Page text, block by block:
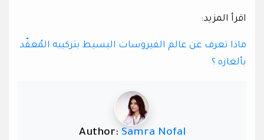
اقرأ المزيد:
ماذا تعرف عن عالم الفيروسات البسيط بتركيبه المُعقّد
بألغازه ؟
Author: Samra Nofal